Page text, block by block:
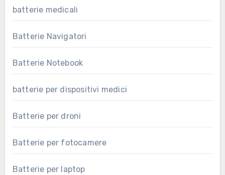
batterie medicali
Batterie Navigatori
Batterie Notebook
batterie per dispositivi medici
Batterie per droni
Batterie per fotocamere
Batterie per laptop